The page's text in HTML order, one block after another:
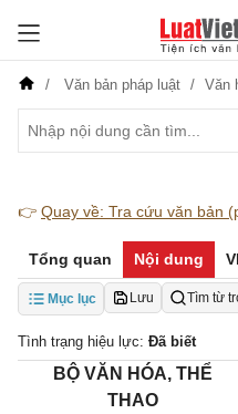
Văn bản pháp luật Văn
👉 Quay về: Tra cứu văn bản
Tổng quan Nội dung
Mục lục Lưu Tìm từ
Tình trạng hiệu lực: Đã biết
BỘ VĂN HÓA, THỂ
THAO